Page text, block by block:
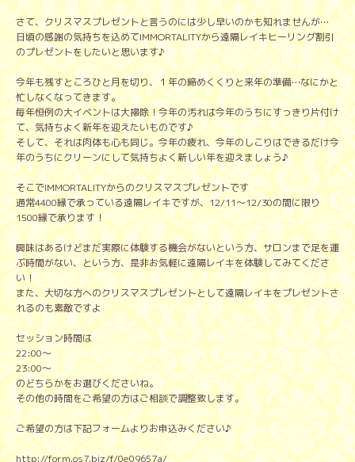
さて、クリスマスプレゼントと言うのには少し早いのかも知れませんが…
日頃の感謝の気持ちを込めてIMMORTALITYから遠隔レイキヒーリング割引
のプレゼントをしたいと思います♪
今年も残すところひと月を切り、１年の締めくくりと来年の準備…なにかと
忙しなくなってきます。
毎年恒例の大イベントは大掃除！今年の汚れは今年のうちにすっきり片付け
て、気持ちよく新年を迎えたいものです♪
そして、それは肉体も心も同じ。今年の疲れ、今年のしこりはできるだけ今
年のうちにクリーンにして気持ちよく新しい年を迎えましょう♪
そこでIMMORTALITYからのクリスマスプレゼントです
通常4400縁で承っている遠隔レイキですが、12/11～12/30の間に限り
1500縁で承ります！
興味はあるけどまだ実際に体験する機会がないという方、サロンまで足を運
ぶ時間がない、という方、是非お気軽に遠隔レイキを体験してみてくださ
い！
また、大切な方へのクリスマスプレゼントとして遠隔レイキをプレゼントさ
れるのも素敵ですよ
セッション時間は
22:00～
23:00～
のどちらかをお選びくださいね。
その他の時間をご希望の方はご相談で調整致します。
ご希望の方は下記フォームよりお申込みください♪
http://form.os7.biz/f/0e09657a/